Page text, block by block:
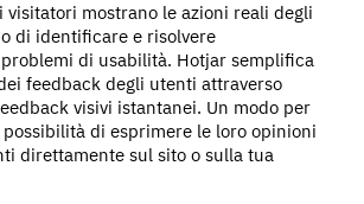
visitatori mostrano le azioni reali degli
di identificare e risolvere
di usabilità. Hotjar semplifica
feedback degli utenti attraverso
visivi istantanei. Un modo per
di esprimere le loro opinioni
direttamente sul sito o sulla tua